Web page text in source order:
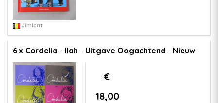
Jimlont
6 x Cordelia - Ilah - Uitgave Oogachtend - Nieuw
€
18,00